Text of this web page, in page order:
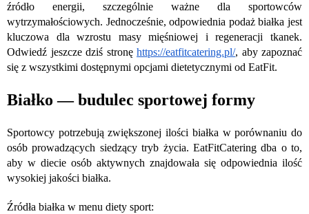
źródło energii, szczególnie ważne dla sportowców
wytrzymałościowych. Jednocześnie, odpowiednia podaż białka jest
kluczowa dla wzrostu masy mięśniowej i regeneracji tkanek.
Odwiedź jeszcze dziś stronę https://eatfitcatering.pl/, aby zapoznać
się z wszystkimi dostępnymi opcjami dietetycznymi od EatFit.
Białko — budulec sportowej formy
Sportowcy potrzebują zwiększonej ilości białka w porównaniu do
osób prowadzących siedzący tryb życia. EatFitCatering dba o to,
aby w diecie osób aktywnych znajdowała się odpowiednia ilość
wysokiej jakości białka.
Źródła białka w menu diety sport: